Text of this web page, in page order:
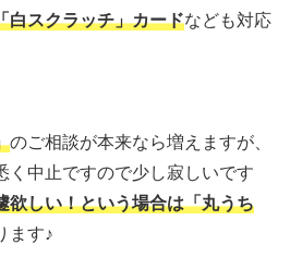
白スクラッチ」カードなども対応
のご相談が本来なら増えますが、
く中止ですので少し寂しいです
欲しい！という場合は「丸うち
ます♪